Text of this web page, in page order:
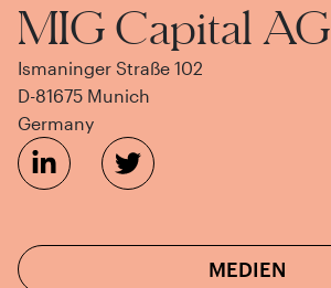
MIG Capital AG
Ismaninger Straße 102
D-81675 Munich
Germany
MEDIEN